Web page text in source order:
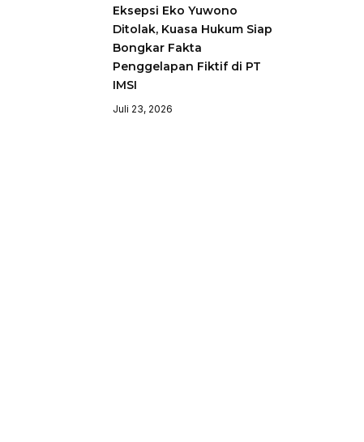
Eksepsi Eko Yuwono
Ditolak, Kuasa Hukum Siap
Bongkar Fakta
Penggelapan Fiktif di PT
IMSI
Juli 23, 2026